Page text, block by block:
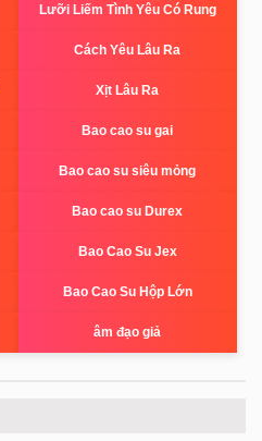
Lưỡi Liếm Tình Yêu Có Rung
Cách Yêu Lâu Ra
Xịt Lâu Ra
Bao cao su gai
Bao cao su siêu mỏng
Bao cao su Durex
Bao Cao Su Jex
Bao Cao Su Hộp Lớn
âm đạo giả